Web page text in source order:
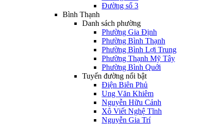
Đường số 3
Bình Thạnh
Danh sách phường
Phường Gia Định
Phường Bình Thạnh
Phường Bình Lợi Trung
Phường Thạnh Mỹ Tây
Phường Bình Quới
Tuyến đường nổi bật
Điện Biên Phủ
Ung Văn Khiêm
Nguyễn Hữu Cảnh
Xô Viết Nghệ Tĩnh
Nguyễn Gia Trí